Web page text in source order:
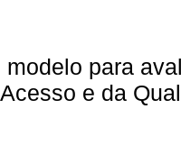
modelo para
e da